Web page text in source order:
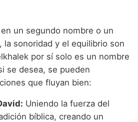
un segundo nombre o un
la sonoridad y el equilibrio son
por sí solo es un nombre
se desea, se pueden
que fluyan bien:
Uniendo la fuerza del
bíblica, creando un